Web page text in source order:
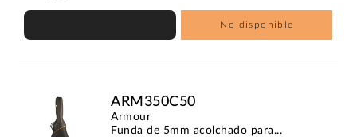
No disponible
ARM350C50
Armour
Funda de 5mm acolchado para...